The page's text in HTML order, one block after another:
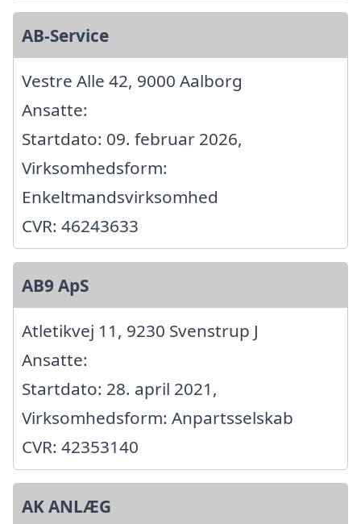
AB-Service
Vestre Alle 42, 9000 Aalborg
Ansatte:
Startdato: 09. februar 2026,
Virksomhedsform:
Enkeltmandsvirksomhed
CVR: 46243633
AB9 ApS
Atletikvej 11, 9230 Svenstrup J
Ansatte:
Startdato: 28. april 2021,
Virksomhedsform: Anpartsselskab
CVR: 42353140
AK ANLÆG